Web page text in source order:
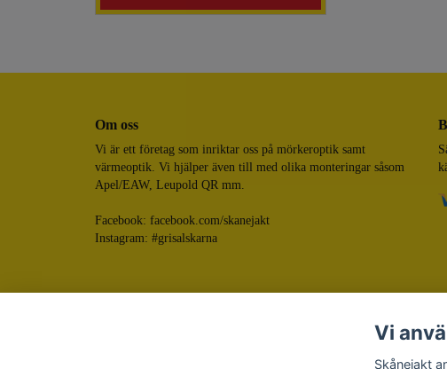
Om oss
Vi är ett företag som inriktar oss på mörkeroptik samt
värmeoptik. Vi hjälper även till med olika monteringar såsom
Apel/EAW, Leupold QR mm.
Facebook: facebook.com/skanejakt
Instagram: #grisalskarna
Vi
Skånejakt